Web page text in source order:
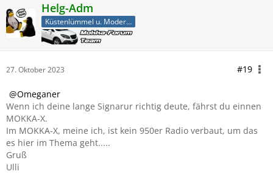
Helg-Adm
Küstenlümmel u. Moderator
27. Oktober 2023 #19
Omeganer
Wenn ich deine lange Signarur richtig deute, fährst du einnen
MOKKA-X.
Im MOKKA-X, meine ich, ist kein 950er Radio verbaut, um das
es hier im Thema geht.....
Gruß
Ulli